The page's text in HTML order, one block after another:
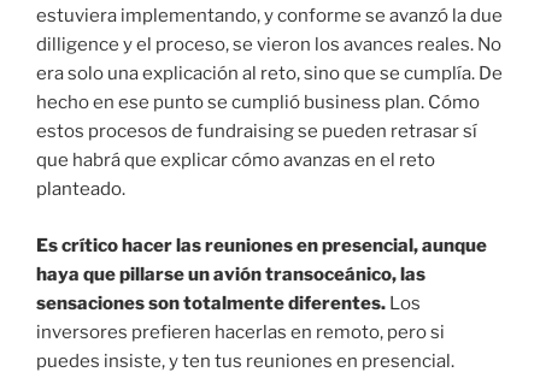
estuviera implementando, y conforme se avanzó la due
dilligence y el proceso, se vieron los avances reales. No
era solo una explicación al reto, sino que se cumplía. De
hecho en ese punto se cumplió business plan. Cómo
estos procesos de fundraising se pueden retrasar sí
que habrá que explicar cómo avanzas en el reto
planteado.
Es crítico hacer las reuniones en presencial, aunque
haya que pillarse un avión transoceánico, las
sensaciones son totalmente diferentes. Los
inversores prefieren hacerlas en remoto, pero si
puedes insiste, y ten tus reuniones en presencial.